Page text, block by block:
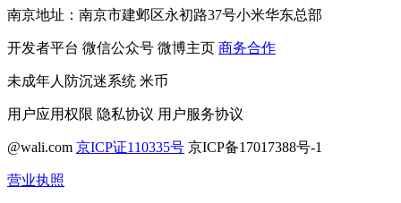
南京地址：南京市建邺区永初路37号小米华东总部
开发者平台 微信公众号 微博主页 商务合作
未成年人防沉迷系统 米币
用户应用权限 隐私协议 用户服务协议
@wali.com 京ICP证110335号 京ICP备17017388号-1
营业执照